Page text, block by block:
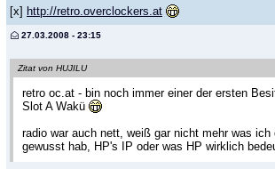
[x] http://retro.overclockers.at
27.03.2008 - 23:15
Zitat von HUJILU
retro oc.at - bin noch immer einer der ersten
Slot A Wakü
radio war auch nett, weiß gar nicht mehr was ich
gewusst hab, HP's IP oder was HP wirklich